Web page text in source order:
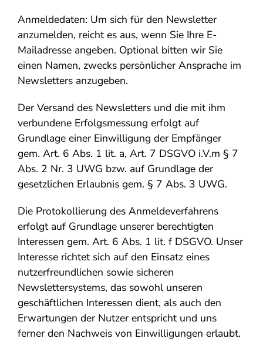
Anmeldedaten: Um sich für den Newsletter
anzumelden, reicht es aus, wenn Sie Ihre E-
Mailadresse angeben. Optional bitten wir Sie
einen Namen, zwecks persönlicher Ansprache im
Newsletters anzugeben.
Der Versand des Newsletters und die mit ihm
verbundene Erfolgsmessung erfolgt auf
Grundlage einer Einwilligung der Empfänger
gem. Art. 6 Abs. 1 lit. a, Art. 7 DSGVO i.V.m § 7
Abs. 2 Nr. 3 UWG bzw. auf Grundlage der
gesetzlichen Erlaubnis gem. § 7 Abs. 3 UWG.
Die Protokollierung des Anmeldeverfahrens
erfolgt auf Grundlage unserer berechtigten
Interessen gem. Art. 6 Abs. 1 lit. f DSGVO. Unser
Interesse richtet sich auf den Einsatz eines
nutzerfreundlichen sowie sicheren
Newslettersystems, das sowohl unseren
geschäftlichen Interessen dient, als auch den
Erwartungen der Nutzer entspricht und uns
ferner den Nachweis von Einwilligungen erlaubt.